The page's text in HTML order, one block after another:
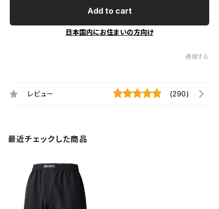
Add to cart
日本国内にお住まいの方向け
通報する
レビュー (290)
最近チェックした商品